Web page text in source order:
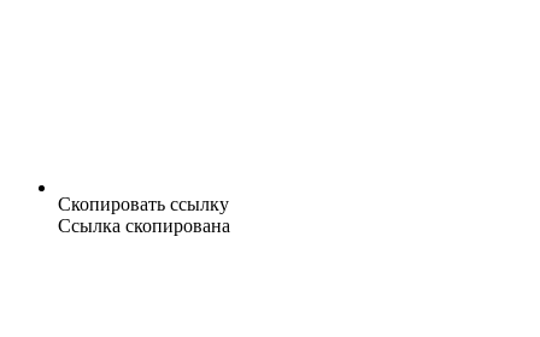
Скопировать ссылку
Ссылка скопирована